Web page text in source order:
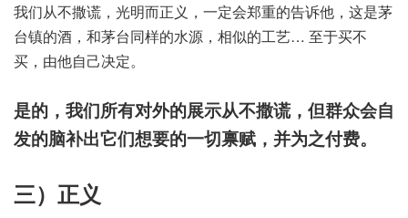
我们从不撒谎，光明而正义，一定会郑重的告诉他，这是茅
台镇的酒，和茅台同样的水源，相似的工艺… 至于买不
买，由他自己决定。
是的，我们所有对外的展示从不撒谎，但群众会自
发的脑补出它们想要的一切禀赋，并为之付费。
三）正义